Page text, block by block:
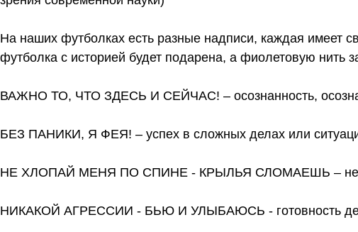
На наших футболках есть разные надписи, каждая имеет
футболка с историей будет подарена, а фиолетовую нить
ВАЖНО ТО, ЧТО ЗДЕСЬ И СЕЙЧАС! – осознанность,
БЕЗ ПАНИКИ, Я ФЕЯ! – успех в сложных делах или
НЕ ХЛОПАЙ МЕНЯ ПО СПИНЕ - КРЫЛЬЯ СЛОМАЕШЬ –
НИКАКОЙ АГРЕССИИ - БЬЮ И УЛЫБАЮСЬ - готовность